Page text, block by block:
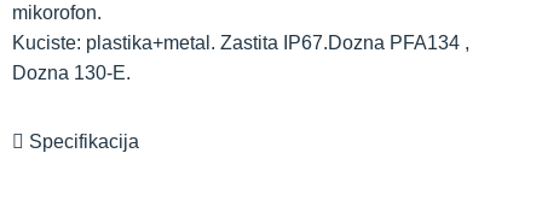
mikorofon.
Kuciste: plastika+metal. Zastita IP67.Dozna PFA134 ,
Dozna 130-E.
Specifikacija